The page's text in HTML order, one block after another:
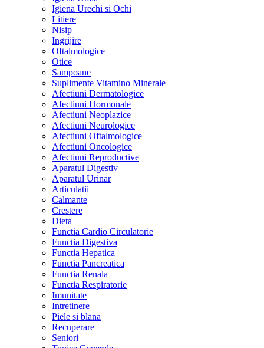
Igiena Urechi si Ochi
Litiere
Nisip
Ingrijire
Oftalmologice
Otice
Sampoane
Suplimente Vitamino Minerale
Afectiuni Dermatologice
Afectiuni Hormonale
Afectiuni Neoplazice
Afectiuni Neurologice
Afectiuni Oftalmologice
Afectiuni Oncologice
Afectiuni Reproductive
Aparatul Digestiv
Aparatul Urinar
Articulatii
Calmante
Crestere
Dieta
Functia Cardio Circulatorie
Functia Digestiva
Functia Hepatica
Functia Pancreatica
Functia Renala
Functia Respiratorie
Imunitate
Intretinere
Piele si blana
Recuperare
Seniori